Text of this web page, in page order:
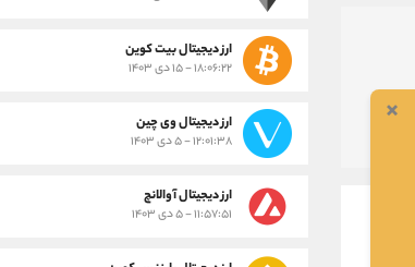
ارز دیجیتال بیت کوین
۱۸:۰۶:۲۲ - ۱۵ دی ۱۴۰۳
ارز دیجیتال وی چین
۱۲:۰۱:۳۸ - ۵ دی ۱۴۰۳
ارز دیجیتال آوالانچ
۱۱:۵۷:۵۱ - ۵ دی ۱۴۰۳
×